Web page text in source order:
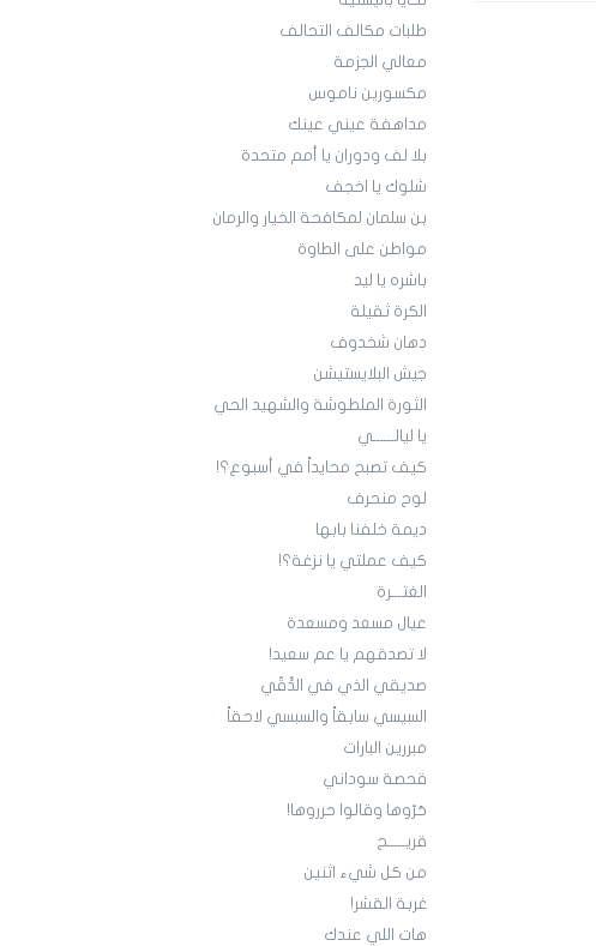
طلبات مكالف التحالف
معالي الجزمة
مكسورين ناموس
مداهفة عيني عينك
بلا لف ودوران يا أمم متحدة
شلوك يا اخجف
بن سلمان لمكافحة الخيار والرمان
مواطن على الطاوة
باشره يا ليد
الكرة ثقيلة
دهان شخدوف
جيش البلايستيشن
الثورة الملطوشة والشهيد الحي
يا ليالــــــي
كيف تصبح محايداً في أسبوع؟!
لوح منحرف
ديمة خلفنا بابها
كيف عملتي يا نزغة؟!
الغتـــرة
عيال مسعد ومسعدة
لا تصدقهم يا عم سعيد!
صديقي الذي في الدُّقّي
السيسي سابقاً والسبسي لاحقاً
مبررين البارات
قحصة سوداني
حَرّوها وقالوا حرروها!
قريـــــح
من كل شيء اثنين
غربة القشر!
هات اللي عندك